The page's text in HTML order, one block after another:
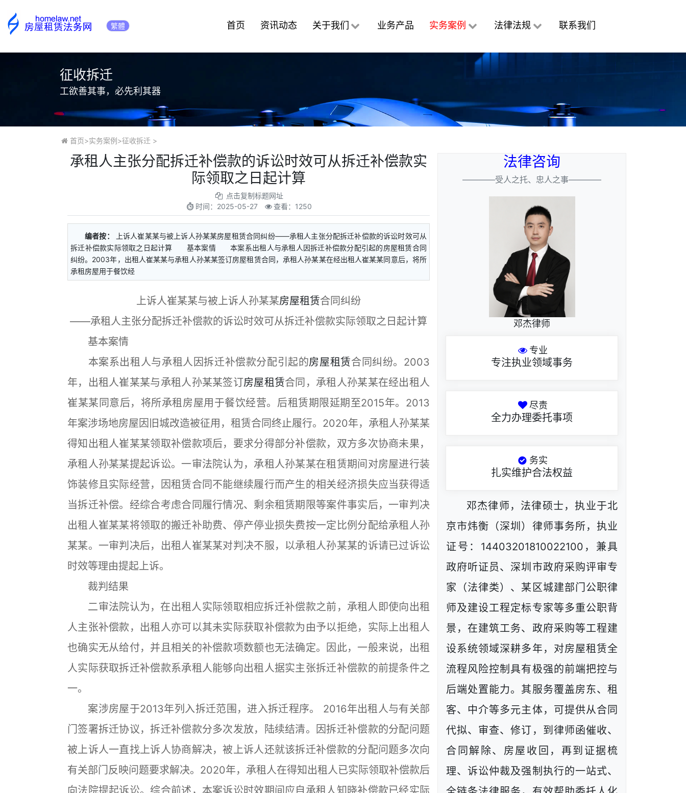
繁體 首页 资讯动态 关于我们 业务产品 实务案例 法律法规 联系我们
征收拆迁
工欲善其事，必先利其器
首页>实务案例 >征收拆迁>
承租人主张分配拆迁补偿款的诉讼时效可从拆迁补偿款实
际领取之日起计算
点击复制标题网址
时间： 2025-05-27 查看：1250
编者按：
上诉人崔某某与被上诉人孙某某房屋租赁合同纠纷——承租人主张分配拆迁补偿款的诉讼时效可从
拆迁补偿款实际领取之日起计算 基本案情 本案系出租人与承租人因拆迁补偿款分配引起的房屋租赁合同
纠纷。2003年，出租人崔某某与承租人孙某某签订房屋租赁合同，承租人孙某某在经出租人崔某某同意后，将所
承租房屋用于餐饮经
上诉人崔某某与被上诉人孙某某房屋租赁合同纠纷
——承租人主张分配拆迁补偿款的诉讼时效可从拆迁补偿款实际领取之日起计算
基本案情
本案系出租人与承租人因拆迁补偿款分配引起的房屋租赁合同纠纷。2003
年，出租人崔某某与承租人孙某某签订房屋租赁合同，承租人孙某某在经出租人
崔某某同意后，将所承租房屋用于餐饮经营。后租赁期限延期至2015年。2013
年案涉场地房屋因旧城改造被征用，租赁合同终止履行。2020年，承租人孙某某
得知出租人崔某某领取补偿款项后，要求分得部分补偿款，双方多次协商未果，
承租人孙某某提起诉讼。一审法院认为，承租人孙某某在租赁期间对房屋进行装
饰装修且实际经营，因租赁合同不能继续履行而产生的相关经济损失应当获得适
当拆迁补偿。经综合考虑合同履行情况、剩余租赁期限等案件事实后，一审判决
出租人崔某某将领取的搬迁补助费、停产停业损失费按一定比例分配给承租人孙
某某。一审判决后，出租人崔某某对判决不服，以承租人孙某某的诉请已过诉讼
时效等理由提起上诉。
裁判结果
二审法院认为，在出租人实际领取相应拆迁补偿款之前，承租人即使向出租
人主张补偿款，出租人亦可以其未实际获取补偿款为由予以拒绝，实际上出租人
也确实无从给付，并且相关的补偿款项数额也无法确定。因此，一般来说，出租
人实际获取拆迁补偿款系承租人能够向出租人据实主张拆迁补偿款的前提条件之
一。
案涉房屋于2013年列入拆迁范围，进入拆迁程序。 2016年出租人与有关部
门签署拆迁协议，拆迁补偿款分多次发放，陆续结清。因拆迁补偿款的分配问题
被上诉人一直找上诉人协商解决，被上诉人还就该拆迁补偿款的分配问题多次向
有关部门反映问题要求解决。2020年，承租人在得知出租人已实际领取补偿款后
向法院提起诉讼。综合前述，本案诉讼时效期间应自承租人知晓补偿款已经实际
法律咨询
————受人之托、忠人之事————
邓杰律师
专业
专注执业领域事务
尽责
全力办理委托事项
务实
扎实维护合法权益
邓杰律师，法律硕士，执业于北
京市炜衡（深圳）律师事务所，执业
证号：14403201810022100，兼具
政府听证员、深圳市政府采购评审专
家（法律类）、某区城建部门公职律
师及建设工程定标专家等多重公职背
景，在建筑工务、政府采购等工程建
设系统领域深耕多年，对房屋租赁全
流程风险控制具有极强的前端把控与
后端处置能力。其服务覆盖房东、租
客、中介等多元主体，可提供从合同
代拟、审查、修订，到律师函催收、
合同解除、房屋收回，再到证据梳
理、诉讼仲裁及强制执行的一站式、